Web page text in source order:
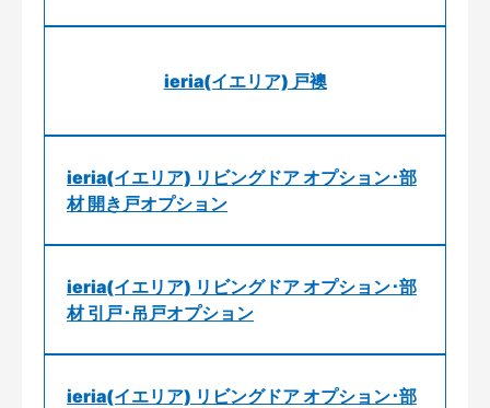
ieria(イエリア) 戸襖
ieria(イエリア) リビングドア オプション･部
材 開き戸オプション
ieria(イエリア) リビングドア オプション･部
材 引戸･吊戸オプション
ieria(イエリア) リビングドア オプション･部